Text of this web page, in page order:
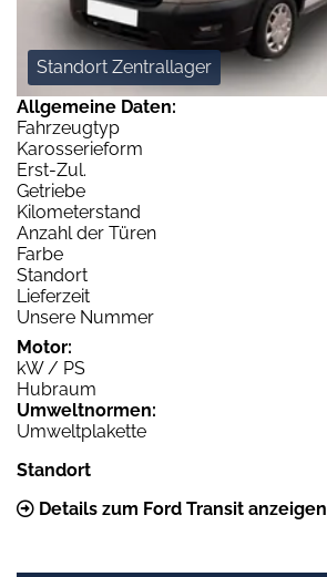
Standort Zentrallager
Allgemeine Daten:
Fahrzeugtyp
Karosserieform
Erst-Zul.
Getriebe
Kilometerstand
Anzahl der Türen
Farbe
Standort
Lieferzeit
Unsere Nummer
Motor:
kW / PS
Hubraum
Umweltnormen:
Umweltplakette
Standort
Details zum Ford Transit anzeigen